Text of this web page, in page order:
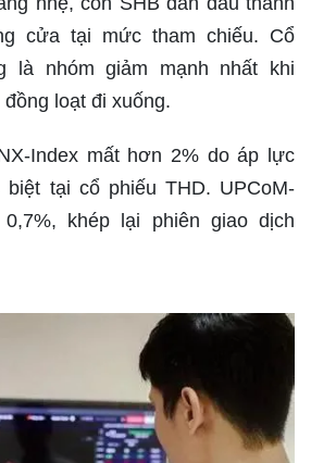
cửa tại mức tham chiếu. Cổ
là nhóm giảm mạnh nhất khi
loạt đi xuống.
Index mất hơn 2% do áp lực
biệt tại cổ phiếu THD. UPCoM-
khép lại phiên giao dịch